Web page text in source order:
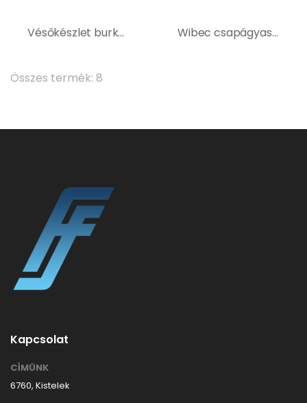
Vésőkészlet burkolatbontó géphez – 400253 Wibec csapágyas síkmaró tárcsák
Összes termék: 8
Kapcsolat
CÍMÜNK
6760, Kistelek